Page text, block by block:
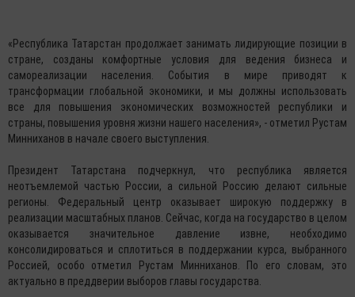
«Республика Татарстан продолжает занимать лидирующие позиции в
стране, созданы комфортные условия для ведения бизнеса и
самореализации населения. События в мире приводят к
трансформации глобальной экономики, и мы должны использовать
все для повышения экономических возможностей республики и
страны, повышения уровня жизни нашего населения», - отметил Рустам
Минниханов в начале своего выступления.
Президент Татарстана подчеркнул, что республика является
неотъемлемой частью России, а сильной Россию делают сильные
регионы. Федеральный центр оказывает широкую поддержку в
реализации масштабных планов. Сейчас, когда на государство в целом
оказывается значительное давление извне, необходимо
консолидироваться и сплотиться в поддержании курса, выбранного
Россией, особо отметил Рустам Минниханов. По его словам, это
актуально в преддверии выборов главы государства.